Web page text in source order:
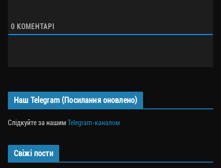
0 КОМЕНТАРІ
Наш Telegram (Посилання оновлено)
Слідкуйте за нашимTelegram-каналом
Свіжі пости